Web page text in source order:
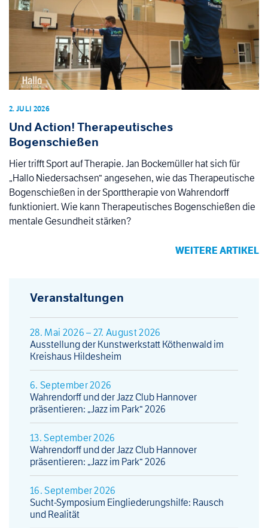
Veranstaltungen
Ausstellung der Kunstwerkstatt Köthenwald im
Kreishaus Hildesheim
28. Mai 2026 – 27. August 2026
Wahrendorff und der Jazz Club Hannover
präsentieren: „Jazz im Park“ 2026
6. September 2026
Wahrendorff und der Jazz Club Hannover
präsentieren: „Jazz im Park“ 2026
13. September 2026
Sucht-Symposium Eingliederungshilfe: Rausch
und Realität
16. September 2026
Und Action! Therapeutisches
Bogenschießen
2. JULI 2026
Hier trifft Sport auf Therapie. Jan Bockemüller hat sich für
„Hallo Niedersachsen“ angesehen, wie das Therapeutische
Bogenschießen in der Sporttherapie von Wahrendorff
funktioniert. Wie kann Therapeutisches Bogenschießen die
mentale Gesundheit stärken?
WEITERE ARTIKEL